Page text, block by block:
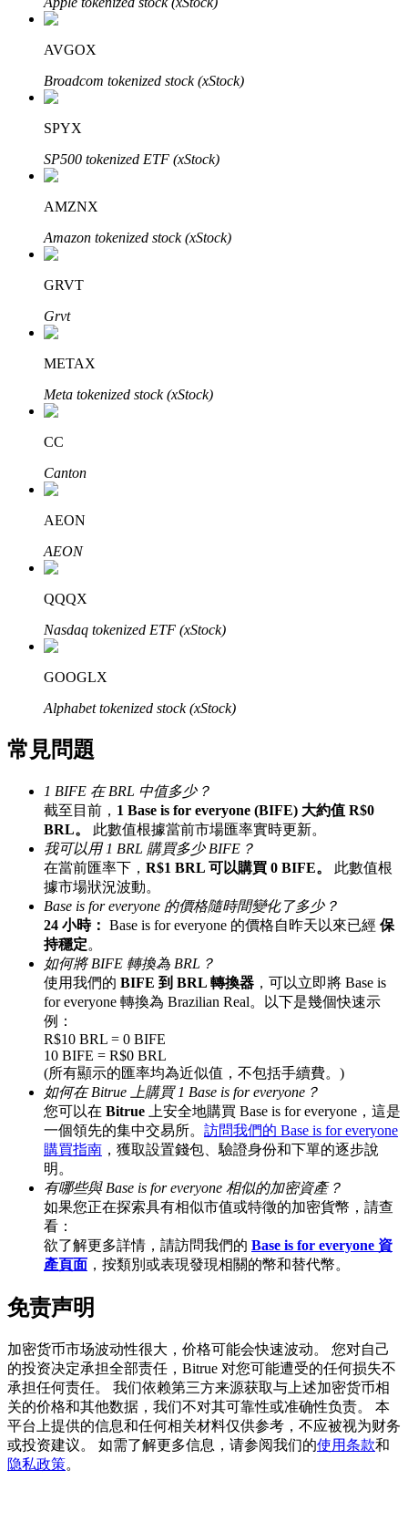
定投理财
享受活期理財及長期收益
學習理財
Bitrue渠道合伙人
最高達65%佣金！
邀请好友
邀請朋友獲得現金獎勵
充值CASHCAT & 赢取
充值CASHCAT & 赢取
瓜分 500000 CASHCAT 獎池
BitMart 用戶遷移專享
註冊&交易贏 500,000 USDT
AVGOX
Broadcom tokenized stock (xStock)
SPYX
SP500 tokenized ETF (xStock)
AMZNX
Amazon tokenized stock (xStock)
GRVT
Grvt
METAX
Meta tokenized stock (xStock)
CC
Canton
AEON
AEON
QQQX
Nasdaq tokenized ETF (xStock)
GOOGLX
Alphabet tokenized stock (xStock)
常見問題
1 BIFE 在 BRL 中值多少？
截至目前， 1 Base is for everyone (BIFE) 大約值 R$0
BRL。
此數值根據當前市場匯率實時更新。
我可以用 1 BRL 購買多少 BIFE？
在當前匯率下， R$1 BRL 可以購買 0 BIFE。
此數值根
據市場狀況波動。
Base is for everyone 的價格隨時間變化了多少？
24 小時： Base is for everyone 的價格自昨天以來已經 保
持穩定。
如何將 BIFE 轉換為 BRL？
使用我們的 BIFE 到 BRL 轉換器 ，可以立即將 Base is
for everyone 轉換為 Brazilian Real。以下是幾個快速示
例：
R$10 BRL = 0 BIFE
10 BIFE = R$0 BRL
(所有顯示的匯率均為近似值，不包括手續費。)
如何在 Bitrue 上購買 1 Base is for everyone？
您可以在 Bitrue 上安全地購買 Base is for everyone，這是
一個領先的集中交易所。 訪問我們的 Base is for everyone
購買指南 ，獲取設置錢包、驗證身份和下單的逐步說
明。
有哪些與 Base is for everyone 相似的加密資產？
如果您正在探索具有相似市值或特徵的加密貨幣，請查
看：
欲了解更多詳情，請訪問我們的 Base is for everyone 資
產頁面 ，按類別或表現發現相關的幣和替代幣。
免责声明
加密货币市场波动性很大，价格可能会快速波动。 您对自己
的投资决定承担全部责任，Bitrue 对您可能遭受的任何损失不
承担任何责任。 我们依赖第三方来源获取与上述加密货币相
关的价格和其他数据，我们不对其可靠性或准确性负责。 本
平台上提供的信息和任何相关材料仅供参考，不应被视为财务
或投资建议。 如需了解更多信息，请参阅我们的使用条款和
隐私政策。